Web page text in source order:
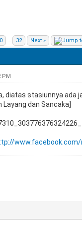
… 32 Next »
PM
diatas stasiunnya ada
Layang dan Sancaka]